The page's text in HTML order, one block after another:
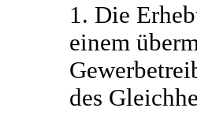
1. Die
einem
des